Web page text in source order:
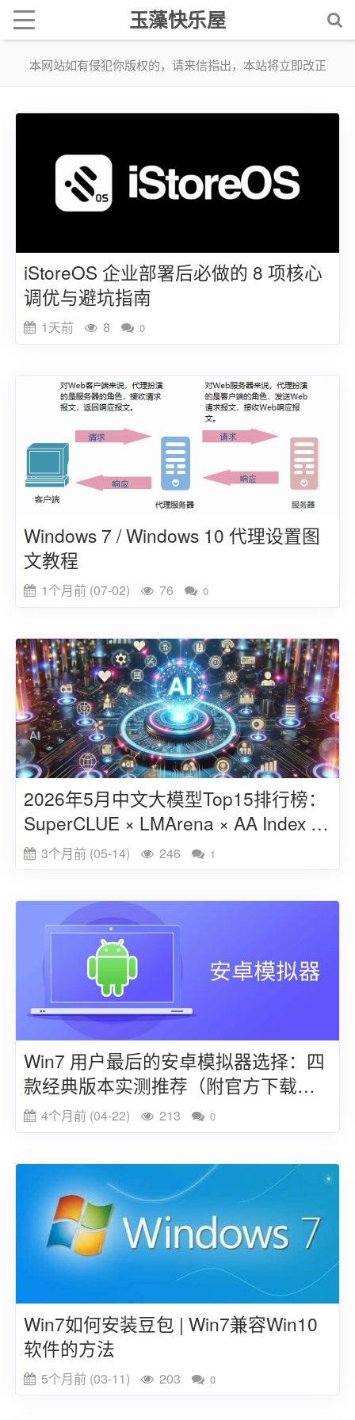
玉藻快乐屋
本网站如有侵犯你版权的，请来信指出，本站将立即改正
本网站不保证本站提供的下载资源的准确性、安全性和完整性
iStoreOS 企业部署后必做的 8 项核心
调优与避坑指南
1天前 8 0
Windows 7 / Windows 10 代理设置图
文教程
1个月前 (07-02) 76 0
2026年5月中文大模型Top15排行榜：
SuperCLUE × LMArena × AA Index 三
重验证与选型成本全解析
3个月前 (05-14) 246 1
Win7 用户最后的安卓模拟器选择：四
款经典版本实测推荐（附官方下载地
址）4个月前 (04-22) 213 0
Win7如何安装豆包 | Win7兼容Win10
软件的方法
5个月前 (03-11) 203 0